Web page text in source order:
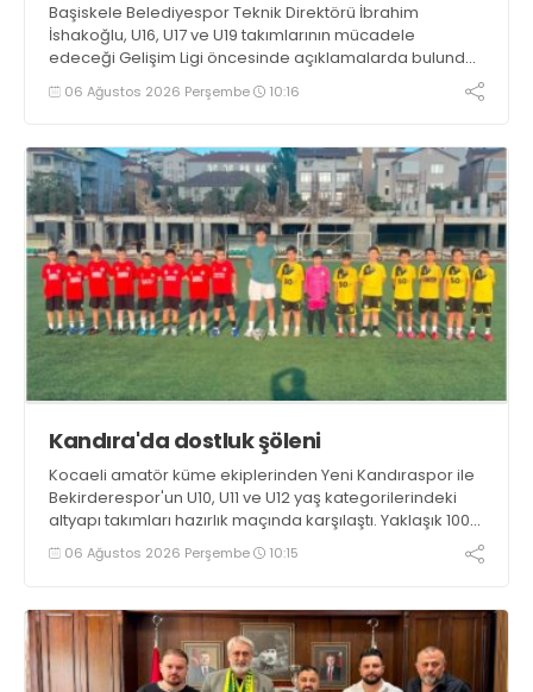
Başiskele Belediyespor Teknik Direktörü İbrahim
İshakoğlu, U16, U17 ve U19 takımlarının mücadele
edeceği Gelişim Ligi öncesinde açıklamalarda bulundu.
Genç oyuncuların gelişimine dikkat çeken İshakoğlu,
hedeflerinin sadece sonuç almak değil, Türk futboluna
06 Ağustos 2026 Perşembe 10:16
Kandıra'da dostluk şöleni
Kocaeli amatör küme ekiplerinden Yeni Kandıraspor ile
Bekirderespor'un U10, U11 ve U12 yaş kategorilerindeki
altyapı takımları hazırlık maçında karşılaştı. Yaklaşık 100
genç futbolcunun ter döktüğü maçların ardından
sporculara Kandıra'nın yöresel lezzeti mancarlı pide ve
06 Ağustos 2026 Perşembe 10:15